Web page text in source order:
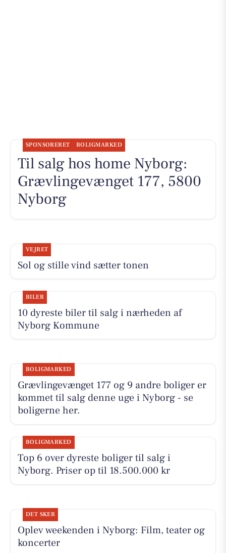
SPONSORERET BOLIGMARKED
Til salg hos home Nyborg:
Grævlingevænget 177, 5800
Nyborg
VEJRET
Sol og stille vind sætter tonen
BILER
10 dyreste biler til salg i nærheden af
Nyborg Kommune
BOLIGMARKED
Grævlingevænget 177 og 9 andre boliger er
kommet til salg denne uge i Nyborg - se
boligerne her.
BOLIGMARKED
Top 6 over dyreste boliger til salg i
Nyborg. Priser op til 18.500.000 kr
DET SKER
Oplev weekenden i Nyborg: Film, teater og
koncerter